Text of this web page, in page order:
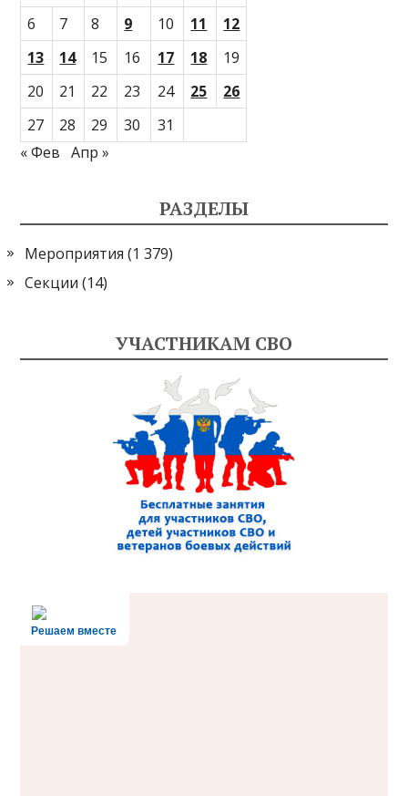
6 7 8 9 10 11
12
13
14 15 16 17 18
19
20
21 22 23 24 25
26
27
28 29 30
31
« Фев
Апр »
РАЗДЕЛЫ
Мероприятия (1 379)
Секции (14)
УЧАСТНИКАМ СВО
Решаем вместе